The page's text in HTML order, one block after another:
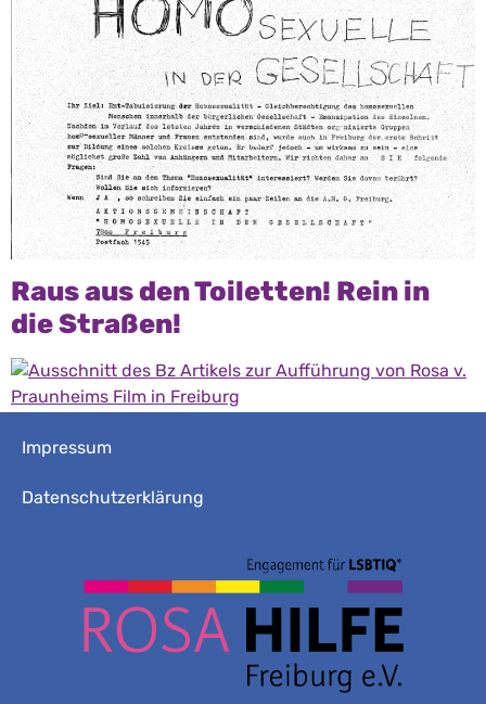
Raus aus den Toiletten! Rein in
die Straßen!
Impressum
Datenschutzerklärung